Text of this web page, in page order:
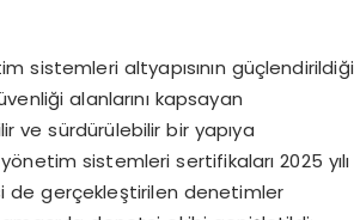
sistemleri altyapısının güçlendirildiği
alanlarını kapsayan
ve sürdürülebilir bir yapıya
yönetim sistemleri sertifikaları 2025 yılı
de gerçekleştirilen denetimler